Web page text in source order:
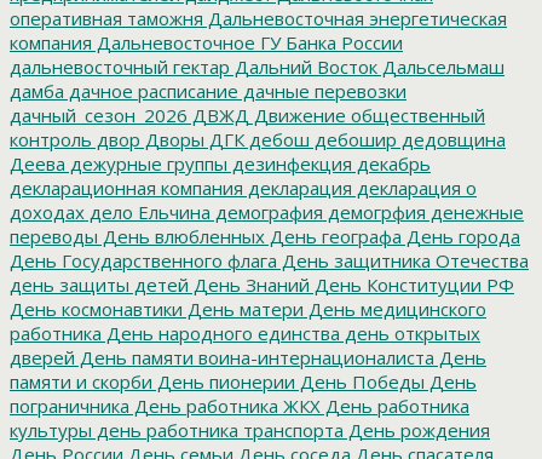
оперативная таможня Дальневосточная энергетическая
компания Дальневосточное ГУ Банка России
дальневосточный гектар Дальний Восток Дальсельмаш
дамба дачное расписание дачные перевозки
дачный_сезон_2026 ДВЖД Движение общественный
контроль двор Дворы ДГК дебош дебошир дедовщина
Деева дежурные группы дезинфекция декабрь
декларационная компания декларация декларация о
доходах дело Ельчина демография демогрфия денежные
переводы День влюбленных День географа День города
День Государственного флага День защитника Отечества
день защиты детей День Знаний День Конституции РФ
День космонавтики День матери День медицинского
работника День народного единства день открытых
дверей День памяти воина-интернационалиста День
памяти и скорби День пионерии День Победы День
пограничника День работника ЖКХ День работника
культуры день работника транспорта День рождения
День России День семьи День соседа День спасателя